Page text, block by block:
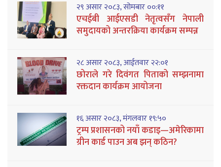
२९ असार २०८३, सोमबार ००:११
एचईबी आईएसडी नेतृत्वसँग नेपाली
समुदायको अन्तरक्रिया कार्यक्रम सम्पन्न
२८ असार २०८३, आईतवार २२:०१
छोराले गरे दिवंगत पिताको सम्झनामा
रक्तदान कार्यक्रम आयोजना
१६ असार २०८३, मंगलवार १९:५०
ट्रम्प प्रशासनको नयाँ कडाइ—अमेरिकामा
ग्रीन कार्ड पाउन अब झन् कठिन?